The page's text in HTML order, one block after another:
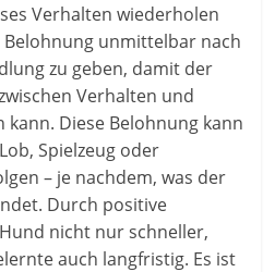
Verhalten wiederholen
Belohnung unmittelbar nach
zu geben, damit der
Verhalten und
kann. Diese Belohnung kann
Spielzeug oder
– je nachdem, was der
Durch positive
nicht nur schneller,
auch langfristig. Es ist